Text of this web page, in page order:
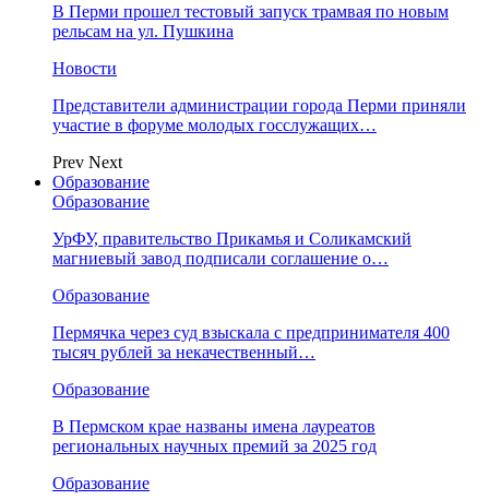
В Перми прошел тестовый запуск трамвая по новым
рельсам на ул. Пушкина
Новости
Представители администрации города Перми приняли
участие в форуме молодых госслужащих…
Prev Next
Образование
Образование
УрФУ, правительство Прикамья и Соликамский
магниевый завод подписали соглашение о…
Образование
Пермячка через суд взыскала с предпринимателя 400
тысяч рублей за некачественный…
Образование
В Пермском крае названы имена лауреатов
региональных научных премий за 2025 год
Образование